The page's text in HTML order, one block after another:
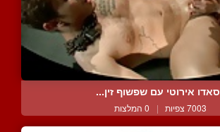
סאדו אירוטי עם שפשוף זין...
7003 צפיות | 0 המלצות